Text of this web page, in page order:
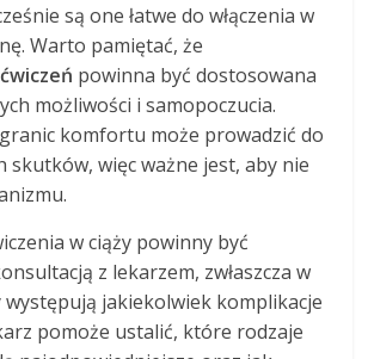
są one łatwe do włączenia w
Warto pamiętać, że
powinna być dostosowana
możliwości i samopoczucia.
komfortu może prowadzić do
skutków, więc ważne jest, aby nie
w ciąży powinny być
z lekarzem, zwłaszcza w
występują jakiekolwiek komplikacje
pomoże ustalić, które rodzaje